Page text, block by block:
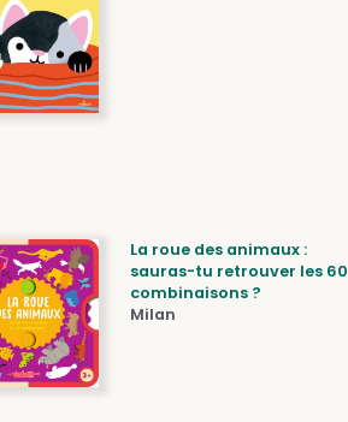
La roue des animaux :
sauras-tu retrouver les 60
combinaisons ?
Milan